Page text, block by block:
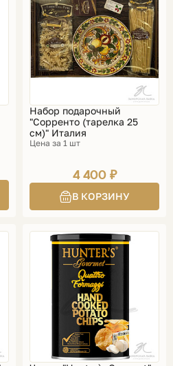
Набор подарочный
"Сорренто (тарелка 25
см)" Италия
Цена за 1 шт
4 400 ₽